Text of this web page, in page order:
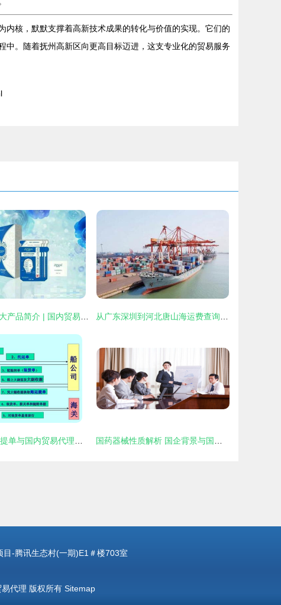
核，默默支撑着高新技术成果的转化与价值的实现。它们的
。随着抚州高新区向更高目标迈进，这支专业化的贸易服务
-腾讯生态村(一期)E1＃楼703室
易代理 版权所有 Sitemap